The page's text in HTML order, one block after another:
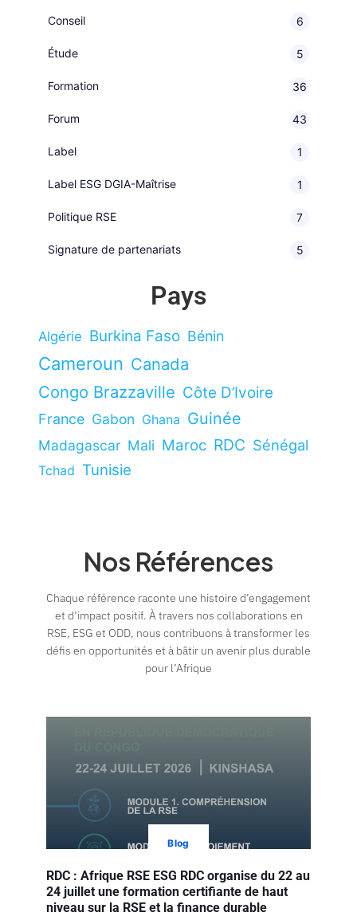
Conseil 6
Étude 5
Formation 36
Forum 43
Label 1
Label ESG DGIA-Maîtrise 1
Politique RSE 7
Signature de partenariats 5
Pays
Algérie Burkina Faso Bénin
Cameroun Canada
Congo Brazzaville Côte D’Ivoire
France Gabon Ghana Guinée
Madagascar Mali Maroc RDC Sénégal
Tchad Tunisie
Nos Références
Chaque référence raconte une histoire d’engagement
et d’impact positif. À travers nos collaborations en
RSE, ESG et ODD, nous contribuons à transformer les
défis en opportunités et à bâtir un avenir plus durable
pour l’Afrique
Blog
RDC : Afrique RSE ESG RDC organise du 22 au
24 juillet une formation certifiante de haut
niveau sur la RSE et la finance durable